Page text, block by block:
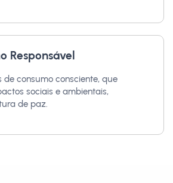
Responsável
consumo consciente, que
sociais e ambientais,
de paz.